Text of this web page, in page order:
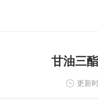
甘油三
更新